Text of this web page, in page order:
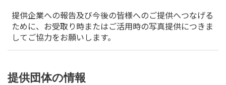
提供企業への報告及び今後の皆様へのご提供へつなげる
ために、お受取り時またはご活用時の写真提供につきま
してご協力をお願いします。
提供団体の情報